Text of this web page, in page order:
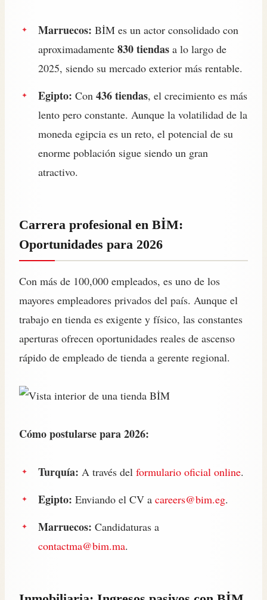
Marruecos: BİM es un actor consolidado con
aproximadamente 830 tiendas a lo largo de
2025, siendo su mercado exterior más rentable.
Egipto: Con 436 tiendas, el crecimiento es más
lento pero constante. Aunque la volatilidad de la
moneda egipcia es un reto, el potencial de su
enorme población sigue siendo un gran
atractivo.
Carrera profesional en BİM:
Oportunidades para 2026
Con más de 100,000 empleados, es uno de los
mayores empleadores privados del país. Aunque el
trabajo en tienda es exigente y físico, las constantes
aperturas ofrecen oportunidades reales de ascenso
rápido de empleado de tienda a gerente regional.
Cómo postularse para 2026:
Turquía: A través del formulario oficial online.
Egipto: Enviando el CV a careers@bim.eg.
Marruecos: Candidaturas a
contactma@bim.ma.